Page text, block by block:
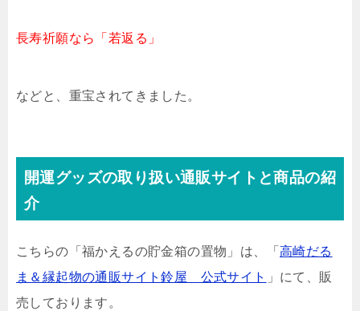
長寿祈願なら「若返る」
などと、重宝されてきました。
開運グッズの取り扱い通販サイトと商品の紹
介
こちらの「福かえるの貯金箱の置物」は、「 高崎だる
ま＆縁起物の通販サイト鈴屋 公式サイト
」にて、販
売しております。